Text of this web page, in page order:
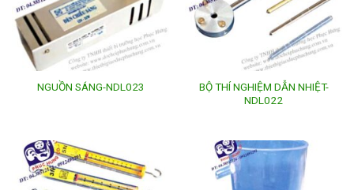
NGUỒN SÁNG-NDL023
BỘ THÍ NGHIỆM DẪN NHIỆT-
NDL022